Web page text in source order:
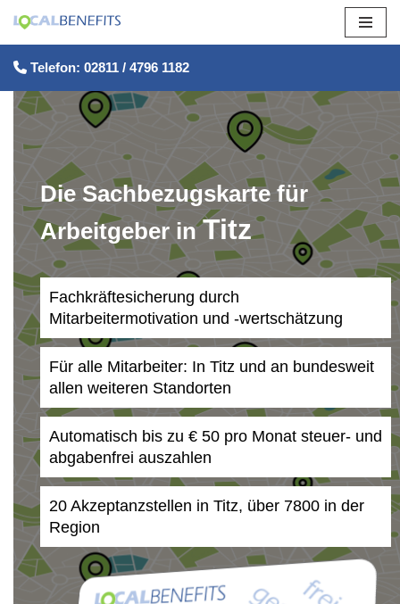
Zum
Inhalt
springen
Telefon: 02811 / 4796 1182
Die Sachbezugskarte für
Arbeitgeber inTitz
Fachkräftesicherung durch
Mitarbeitermotivation und -wertschätzung
Für alle Mitarbeiter: In Titz und an bundesweit
allen weiteren Standorten
Automatisch bis zu € 50 pro Monat steuer- und
abgabenfrei auszahlen
20 Akzeptanzstellen in Titz, über 7800 in der
Region